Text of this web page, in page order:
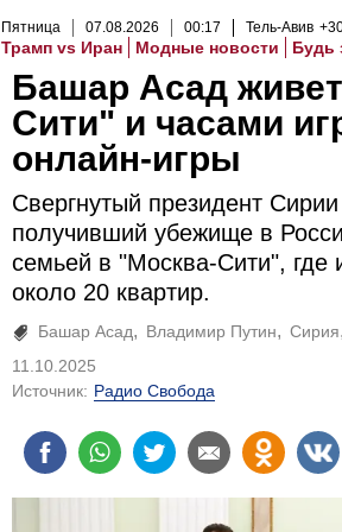
Пятница 07.08.2026 00:17 Тель-Авив
Трамп vs Иран Модные новости Будь
Башар Асад
Сити" и часами
онлайн-игры
Свергнутый президент
получивший убежище в
семьей в "Москва-Сити", где
около 20 квартир.
Башар Асад Владимир Путин Сирия
11.10.2025
Источник: Радио Свобода